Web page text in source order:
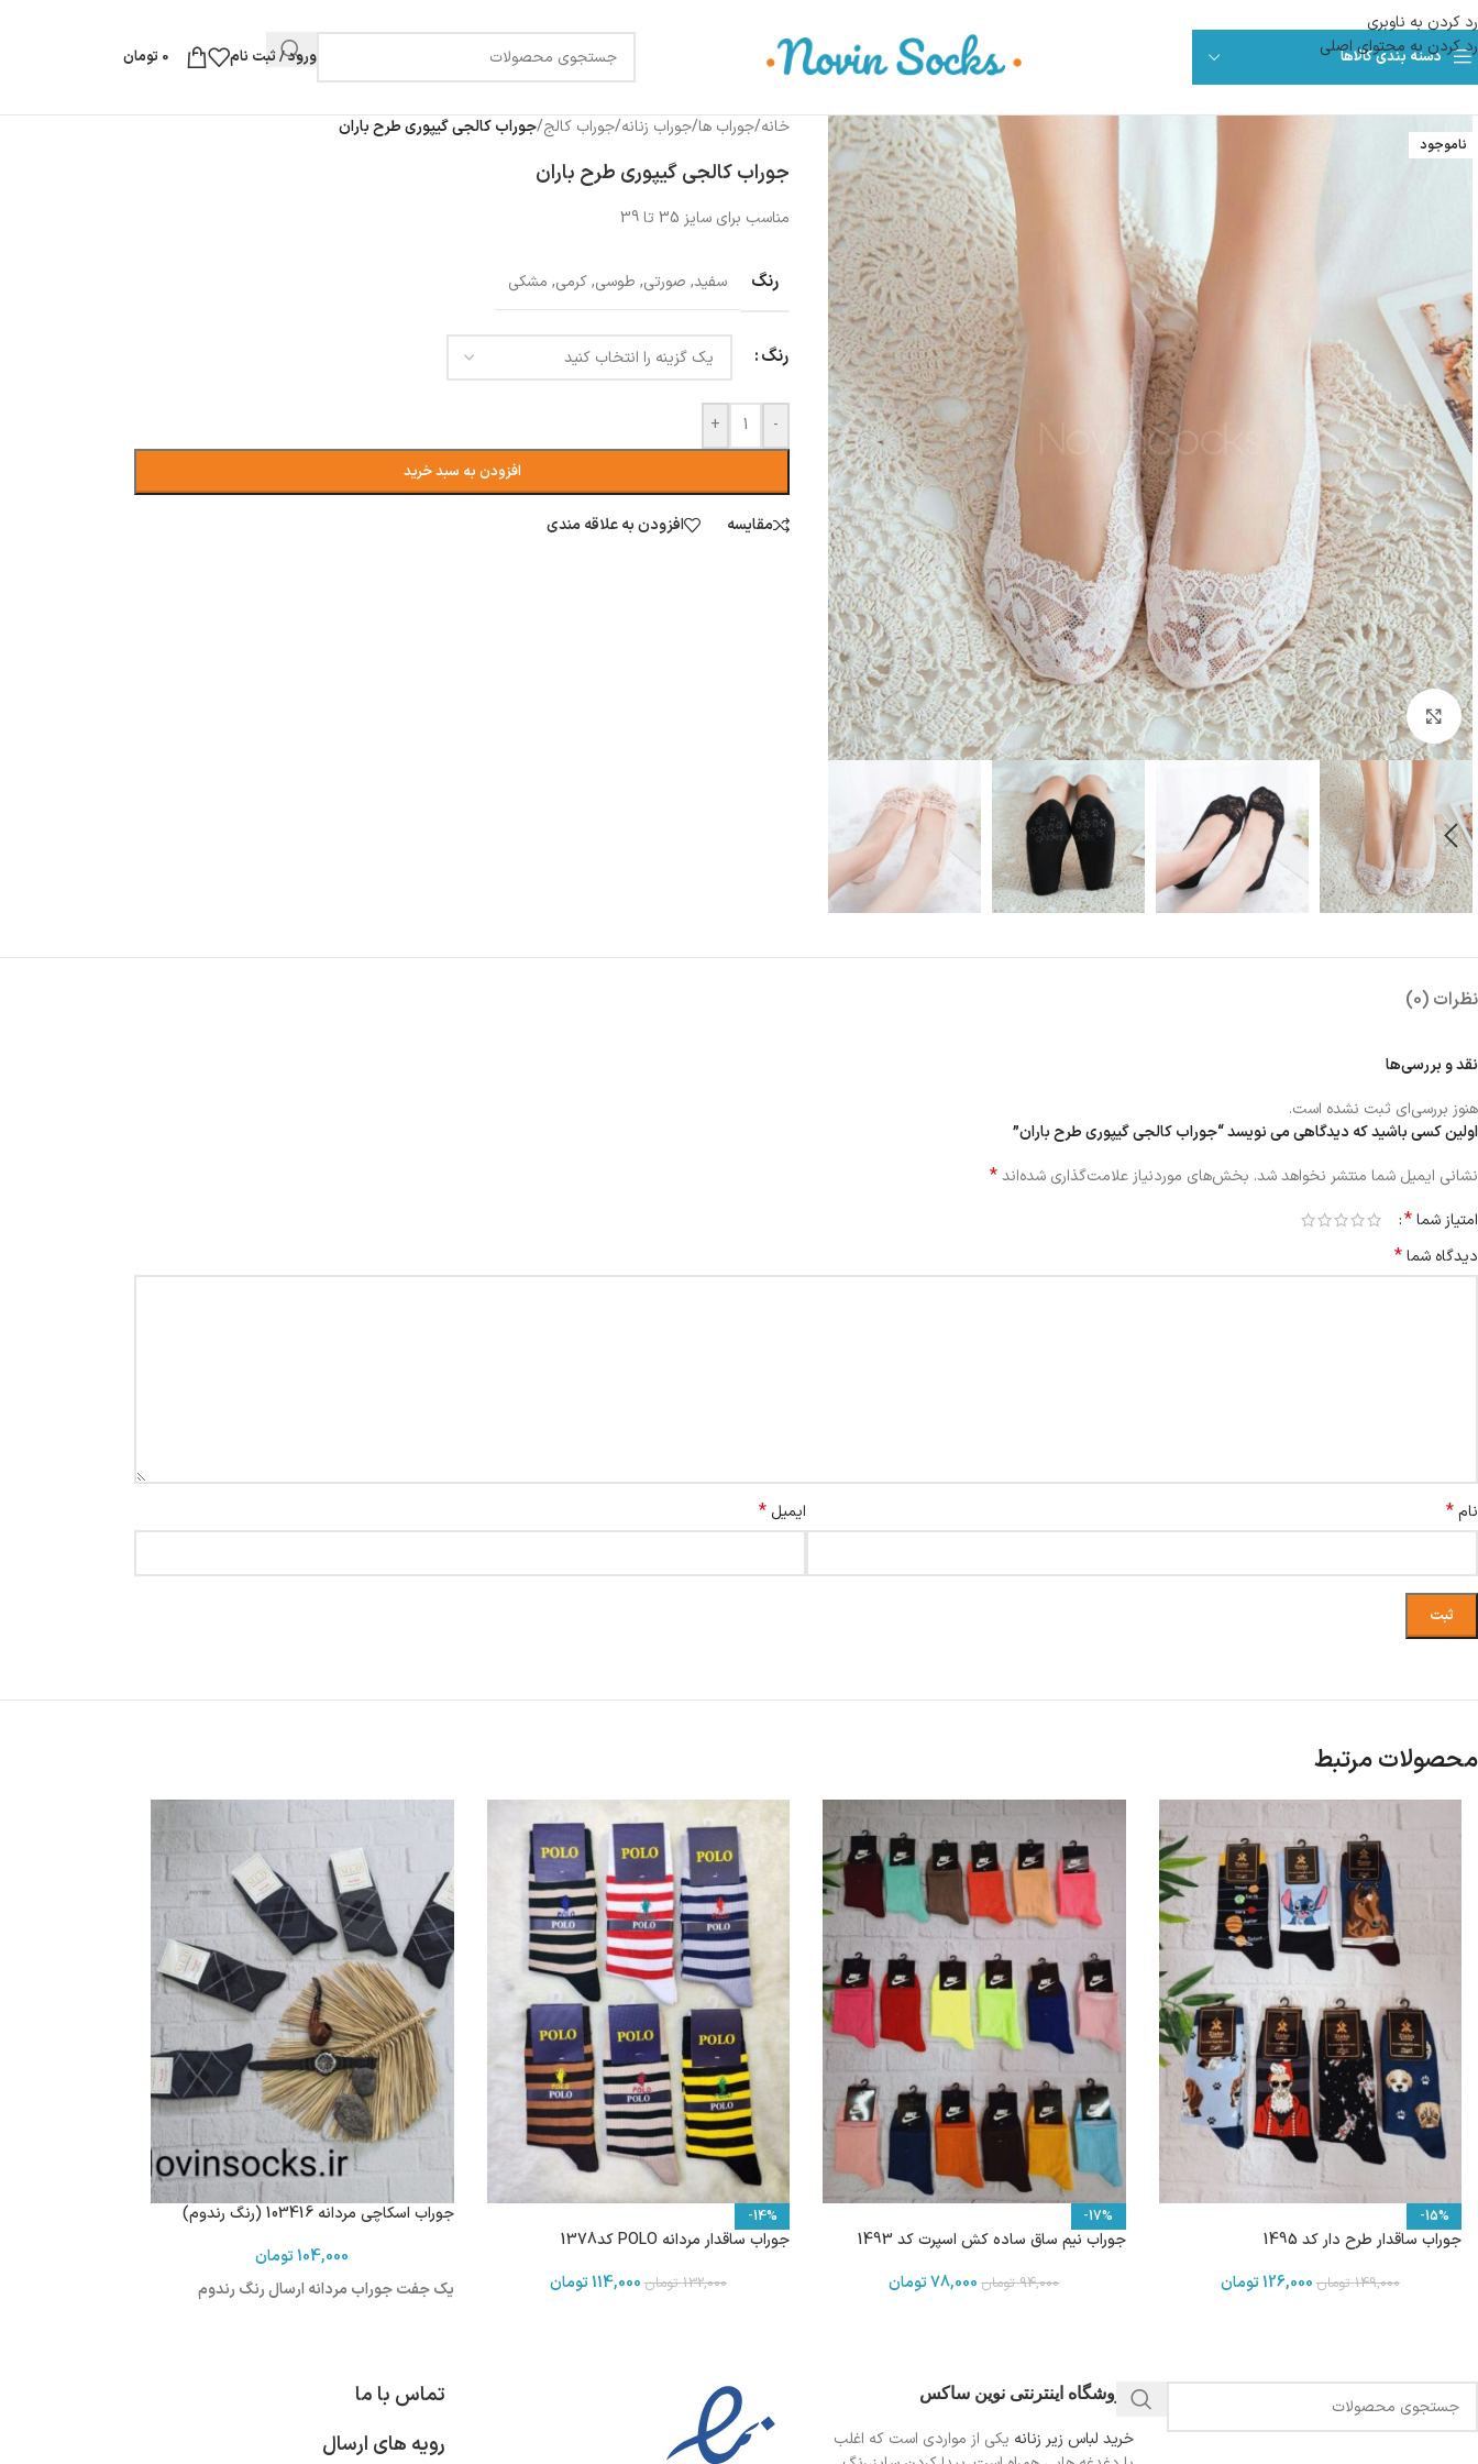
رد کردن به ناوبری
رد کردن به محتوای اصلی
دسته بندی کالاها ورود / ثبت نام 0 تومان
ناموجود
بزرگنمایی تصویر
خانه/جوراب ها/جوراب زنانه/جوراب کالج/جوراب کالجی گیپوری طرح باران
جوراب کالجی گیپوری طرح باران
مناسب برای سایز 35 تا 39
رنگ سفید, صورتی, طوسی,کرمی, مشکی
رنگ
-
+
افزودن به سبد خرید
مقایسه افزودن به علاقه مندی
نظرات (0)
نقد و بررسی‌ها
هنوز بررسی‌ای ثبت نشده است.
اولین کسی باشید که دیدگاهی می نویسد “جوراب کالجی گیپوری طرح باران”
نشانی ایمیل شما منتشر نخواهد شد. بخش‌های موردنیاز علامت‌گذاری شده‌اند*
امتیاز شما*
دیدگاه شما*
نام* ایمیل *
محصولات مرتبط
-15%
جوراب ساقدار طرح دار کد 1495
149,000 تومان 126,000تومان
-17%
جوراب نیم ساق ساده کش اسپرت کد 1493
94,000 تومان 78,000تومان
-14%
جوراب ساقدار مردانه POLO کد1378
132,000 تومان 114,000تومان
جوراب اسکاچی مردانه 103416 (رنگ رندوم)
104,000تومان
یک جفت جوراب مردانه ارسال رنگ رندوم
فروشگاه اینترنتی نوین ساکس
خرید لباس زیر زنانه یکی از مواردی است که اغلب
تماس با ما
رویه های ارسال